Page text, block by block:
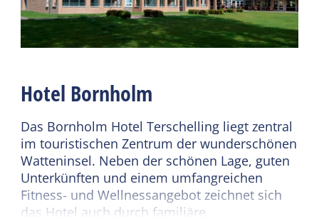
Sanitär
Toilette (privat)
Restaurant
Cafe / Bar
Hotel Bornholm
Das Bornholm Hotel Terschelling liegt zentral
im touristischen Zentrum der wunderschönen
Watteninsel. Neben der schönen Lage, guten
Unterkünften und einem umfangreichen
Fitness- und Wellnessangebot zeichnet sich
das Hotel auch durch familiäre